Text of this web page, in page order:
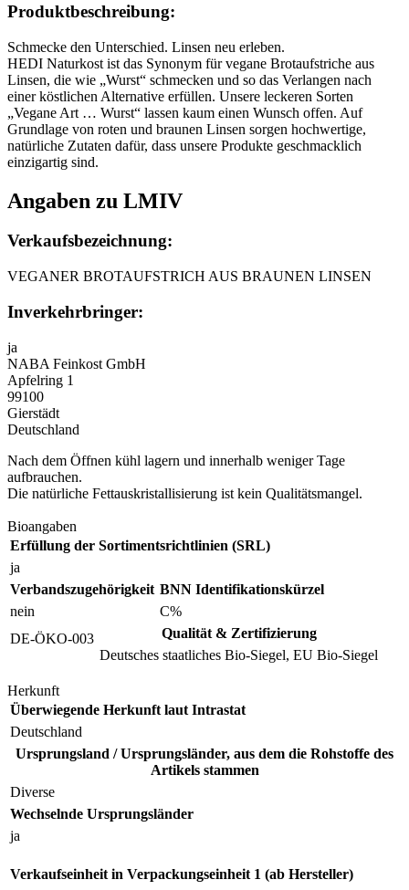
Produktbeschreibung:
Schmecke den Unterschied. Linsen neu erleben.
HEDI Naturkost ist das Synonym für vegane Brotaufstriche aus
Linsen, die wie „Wurst“ schmecken und so das Verlangen nach
einer köstlichen Alternative erfüllen. Unsere leckeren Sorten
„Vegane Art … Wurst“ lassen kaum einen Wunsch offen. Auf
Grundlage von roten und braunen Linsen sorgen hochwertige,
natürliche Zutaten dafür, dass unsere Produkte geschmacklich
einzigartig sind.
Angaben zu LMIV
Verkaufsbezeichnung:
VEGANER BROTAUFSTRICH AUS BRAUNEN LINSEN
Inverkehrbringer:
ja
NABA Feinkost GmbH
Apfelring 1
99100
Gierstädt
Deutschland
Nach dem Öffnen kühl lagern und innerhalb weniger Tage
aufbrauchen.
Die natürliche Fettauskristallisierung ist kein Qualitätsmangel.
Bioangaben
Erfüllung der Sortimentsrichtlinien (SRL)
ja
Verbandszugehörigkeit
nein
BNN Identifikationskürzel
C%
DE-ÖKO-003
Qualität & Zertifizierung
Deutsches staatliches Bio-Siegel, EU Bio-Siegel
Herkunft
Überwiegende Herkunft laut Intrastat
Deutschland
Ursprungsland / Ursprungsländer, aus dem die Rohstoffe des
Artikels stammen
Diverse
Wechselnde Ursprungsländer
ja
Verkaufseinheit in Verpackungseinheit 1 (ab Hersteller)